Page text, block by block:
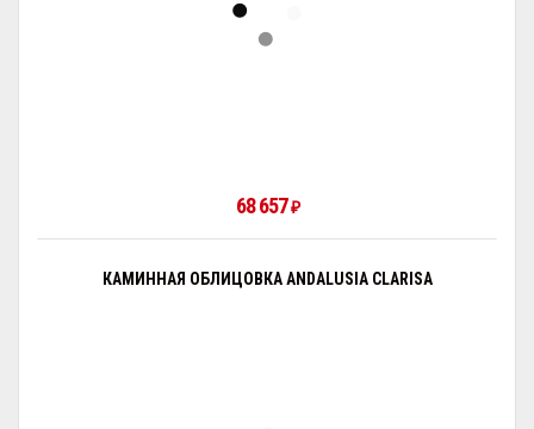
68 657₽
КАМИННАЯ ОБЛИЦОВКА ANDALUSIA CLARISA